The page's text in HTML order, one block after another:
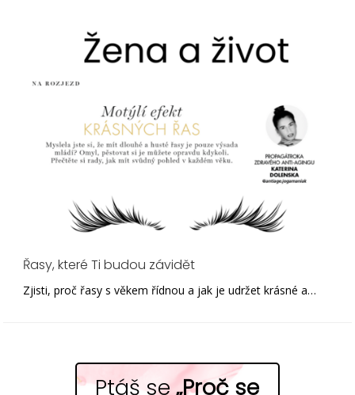
Řasy, které Ti budou závidět
Zjisti, proč řasy s věkem řídnou a jak je udržet krásné a…
Ptáš se „Proč se